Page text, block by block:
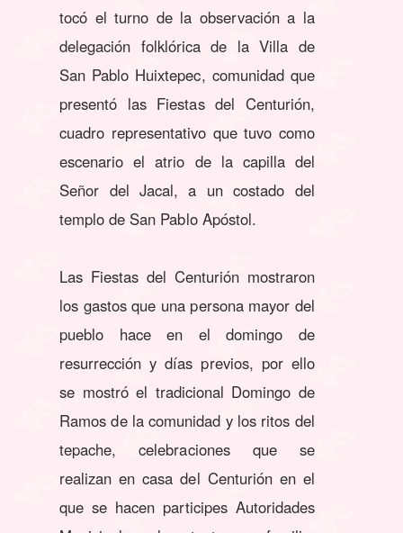
tocó el turno de la observación a la
delegación folklórica de la Villa de
San Pablo Huixtepec, comunidad que
presentó las Fiestas del Centurión,
cuadro representativo que tuvo como
escenario el atrio de la capilla del
Señor del Jacal, a un costado del
templo de San Pablo Apóstol.
Las Fiestas del Centurión mostraron
los gastos que una persona mayor del
pueblo hace en el domingo de
resurrección y días previos, por ello
se mostró el tradicional Domingo de
Ramos de la comunidad y los ritos del
tepache, celebraciones que se
realizan en casa del Centurión en el
que se hacen participes Autoridades